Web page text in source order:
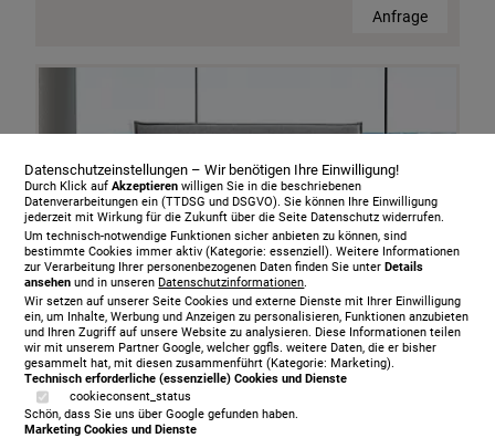
Anfrage
Treca Paris Oreiller, 200 x 200 cm, mit Matratze/n,
grey
Datenschutzeinstellungen – Wir benötigen Ihre Einwilligung!
Durch Klick aufAkzeptieren willigen Sie in die beschriebenen
Datenverarbeitungen ein (TTDSG und DSGVO). Sie können Ihre Einwilligung
jederzeit mit Wirkung für die Zukunft über die Seite Datenschutz widerrufen.
Um technisch-notwendige Funktionen sicher anbieten zu können, sind
bestimmte Cookies immer aktiv (Kategorie: essenziell). Weitere Informationen
zur Verarbeitung Ihrer personenbezogenen Daten finden Sie unterDetails
ansehen und in unserenDatenschutzinformationen.
Wir setzen auf unserer Seite Cookies und externe Dienste mit Ihrer Einwilligung
ein, um Inhalte, Werbung und Anzeigen zu personalisieren, Funktionen anzubieten
und Ihren Zugriff auf unsere Website zu analysieren. Diese Informationen teilen
wir mit unserem Partner Google, welcher ggfls. weitere Daten, die er bisher
gesammelt hat, mit diesen zusammenführt (Kategorie: Marketing).
Technisch erforderliche (essenzielle) Cookies und Dienste
cookieconsent_status
Schön, dass Sie uns über Google gefunden haben.
Marketing Cookies und Dienste